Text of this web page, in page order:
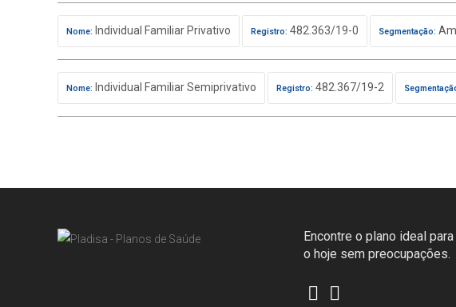
Nome: Individual Familiar Privativo Registro: 482.363/19-0 Segmentação:
Nome: Individual Familiar Semiprivativo Registro: 482.367/19-2
Encontre o plano ideal
o hoje sem preocupações.